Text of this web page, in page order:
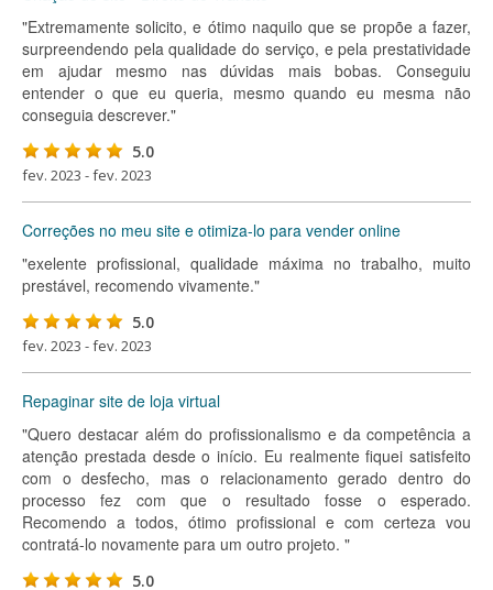
"Extremamente solicito, e ótimo naquilo que se propõe a fazer,
surpreendendo pela qualidade do serviço, e pela prestatividade
em ajudar mesmo nas dúvidas mais bobas. Conseguiu
entender o que eu queria, mesmo quando eu mesma não
conseguia descrever."
5.0
fev. 2023 - fev. 2023
Correções no meu site e otimiza-lo para vender online
"exelente profissional, qualidade máxima no trabalho, muito
prestável, recomendo vivamente."
5.0
fev. 2023 - fev. 2023
Repaginar site de loja virtual
"Quero destacar além do profissionalismo e da competência a
atenção prestada desde o início. Eu realmente fiquei satisfeito
com o desfecho, mas o relacionamento gerado dentro do
processo fez com que o resultado fosse o esperado.
Recomendo a todos, ótimo profissional e com certeza vou
contratá-lo novamente para um outro projeto. "
5.0